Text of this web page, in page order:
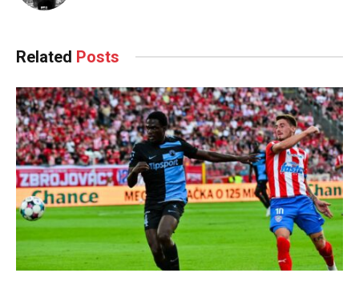
Related Posts